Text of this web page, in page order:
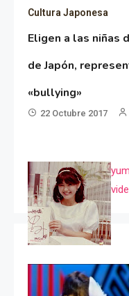
Cultura Japonesa
Eligen a las niñas
de Japón,
«bullying»
22 Octubre 2017